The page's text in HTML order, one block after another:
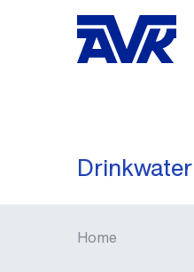
Drinkwater
Home